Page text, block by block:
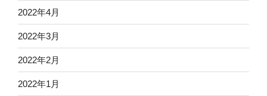
2022年4月
2022年3月
2022年2月
2022年1月